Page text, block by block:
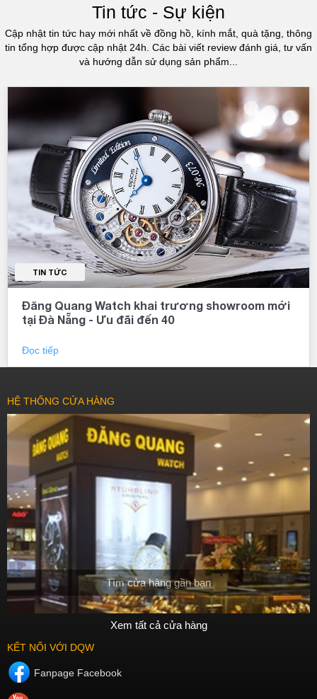
Tin tức - Sự kiện
Cập nhật tin tức hay mới nhất về đồng hồ, kính mắt, quà tặng, thông
tin tổng hợp được cập nhật 24h. Các bài viết review đánh giá, tư vấn
và hướng dẫn sử dụng sản phẩm...
TIN TỨC
Đăng Quang Watch khai trương showroom mới
tại Đà Nẵng - Ưu đãi đến 40
Đọc tiếp
HỆ THỐNG CỬA HÀNG
Tìm cửa hàng gần bạn
Xem tất cả cửa hàng
KẾT NỐI VỚI DQW
Fanpage Facebook